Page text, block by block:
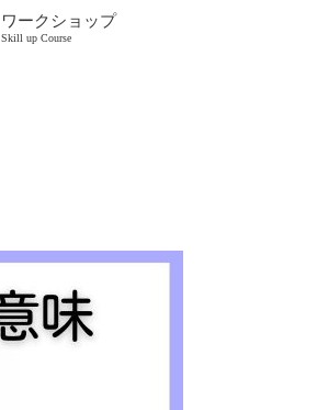
ワークショップ
Skill up Course